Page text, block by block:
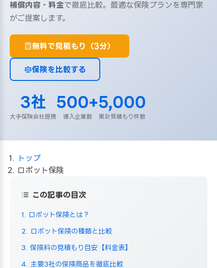
補償内容・料金で徹底比較。最適な保険プランを専門家
がご提案します。
無料で見積もり（3分）
保険を比較する
3社
大手保険会社提携
500+
導入企業数
5,000
累計見積もり件数
トップ
ロボット保険
この記事の目次
1. ロボット保険とは？
2. ロボット保険の種類と比較
3. 保険料の見積もり目安【料金表】
4. 主要3社の保険商品を徹底比較